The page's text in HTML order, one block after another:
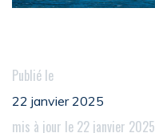
Publié le
22 janvier 2025
mis à jour le 22 janvier 2025